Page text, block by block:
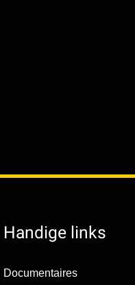
Handige links
Documentaires